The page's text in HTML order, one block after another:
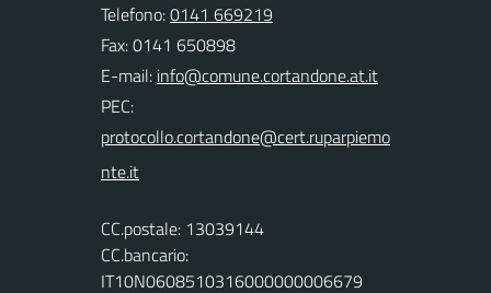
Telefono:0141 669219
Fax: 0141 650898
E-mail:
PEC:
CC.postale: 13039144
CC.bancario:
IT10N0608510316000000006679